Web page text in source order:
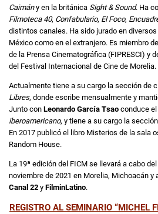
Caimány en la británica Sight & Sound. Ha
Filmoteca 40, Confabulario, El Foco,
distintos canales. Ha sido jurado en
México como en el extranjero. Es miembro
de la Prensa Cinematográfica (FIPRESCI) y
del Festival Internacional de Cine de Morelia.
Actualmente tiene a su cargo la sección de
Libres, donde escribe mensualmente y
Junto con Leonardo García Tsao conduce
iberoamericano, y tiene a su cargo la
En 2017 publicó el libro Misterios de la sala
Random House.
La 19ª edición del FICM se llevará a cabo
noviembre de 2021 en Morelia, Michoacán y
Canal 22 y FilminLatino.
REGISTRO AL SEMINARIO “MICHEL